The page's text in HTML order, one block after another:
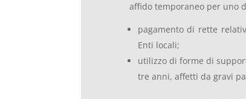
affido temporaneo per uno
pagamento di rette
Enti locali;
utilizzo di forme di
tre anni, affetti da gravi